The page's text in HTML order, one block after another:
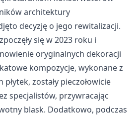
architektury
decyzję o jego rewitalizacji.
się w 2023 roku i
oryginalnych dekoracji
kompozycje, wykonane z
zostały pieczołowicie
specjalistów, przywracając
blask. Dodatkowo, podczas